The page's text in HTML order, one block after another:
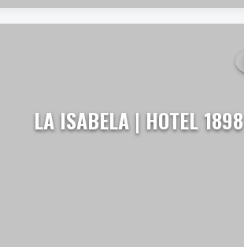
LA ISABELA | HOTEL 1898